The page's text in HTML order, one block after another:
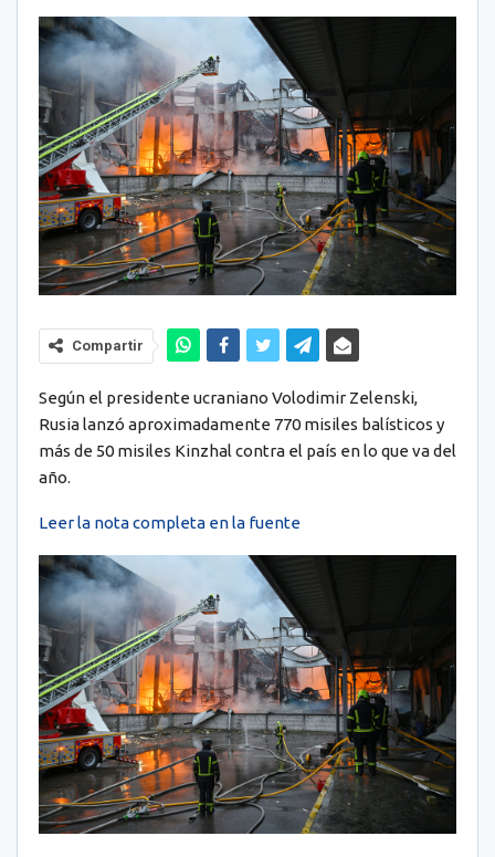
Compartir
Según el presidente ucraniano Volodimir Zelenski,
Rusia lanzó aproximadamente 770 misiles balísticos y
más de 50 misiles Kinzhal contra el país en lo que va del
año.
Leer la nota completa en la fuente